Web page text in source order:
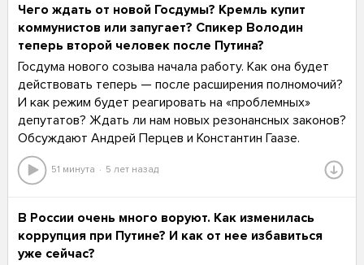
Чего ждать от новой Госдумы? Кремль купит
коммунистов или запугает? Спикер Володин
теперь второй человек после Путина?
Госдума нового созыва начала работу. Как она будет
действовать теперь — после расширения полномочий?
И как режим будет реагировать на «проблемных»
депутатов? Ждать ли нам новых резонансных законов?
Обсуждают Андрей Перцев и Константин Гаазе.
51 минута 5 лет назад
В России очень много воруют. Как изменилась
коррупция при Путине? И как от нее избавиться
уже сейчас?